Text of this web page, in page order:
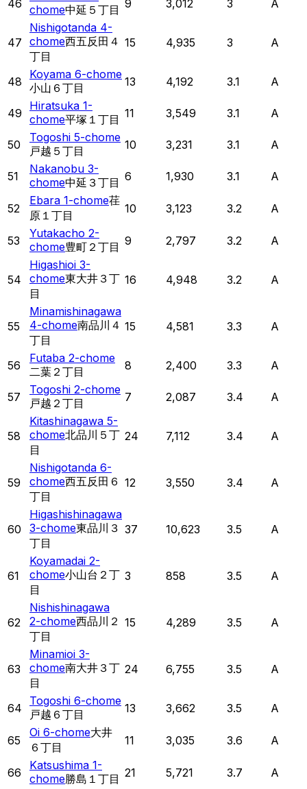
46 chome中延５丁目 9 3,012 3 A
47
Nishigotanda 4-
chome西五反田４
丁目
15 4,935 3 A
48
Koyama 6-chome
小山６丁目
13 4,192 3.1 A
49
Hiratsuka 1-
chome平塚１丁目 11 3,549 3.1 A
50
Togoshi 5-chome
戸越５丁目
10 3,231 3.1 A
51
Nakanobu 3-
chome中延３丁目 6 1,930 3.1 A
52
Ebara 1-chome荏
原１丁目
10 3,123 3.2 A
53
Yutakacho 2-
chome豊町２丁目 9 2,797 3.2 A
54
Higashioi 3-
chome東大井３丁
目
16 4,948 3.2 A
55
Minamishinagawa
4-chome南品川４
丁目
15 4,581 3.3 A
56
Futaba 2-chome
二葉２丁目
8 2,400 3.3 A
57
Togoshi 2-chome
戸越２丁目
7 2,087 3.4 A
58
Kitashinagawa 5-
chome北品川５丁
目
24 7,112 3.4 A
59
Nishigotanda 6-
chome西五反田６
丁目
12 3,550 3.4 A
60
Higashishinagawa
3-chome東品川３
丁目
37 10,623 3.5 A
61
Koyamadai 2-
chome小山台２丁
目
3 858 3.5 A
62
Nishishinagawa
2-chome西品川２
丁目
15 4,289 3.5 A
63
Minamioi 3-
chome南大井３丁
目
24 6,755 3.5 A
64
Togoshi 6-chome
戸越６丁目
13 3,662 3.5 A
65
Oi 6-chome大井
６丁目
11 3,035 3.6 A
66
Katsushima 1-
chome勝島１丁目 21 5,721 3.7 A